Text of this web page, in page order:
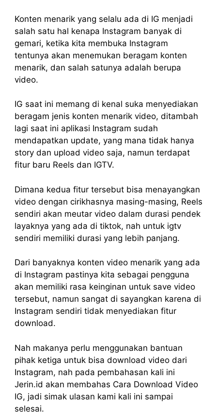
Konten menarik yang selalu ada di IG menjadi
salah satu hal kenapa Instagram banyak di
gemari, ketika kita membuka Instagram
tentunya akan menemukan beragam konten
menarik, dan salah satunya adalah berupa
video.
IG saat ini memang di kenal suka menyediakan
beragam jenis konten menarik video, ditambah
lagi saat ini aplikasi Instagram sudah
mendapatkan update, yang mana tidak hanya
story dan upload video saja, namun terdapat
fitur baru Reels dan IGTV.
Dimana kedua fitur tersebut bisa menayangkan
video dengan cirikhasnya masing-masing, Reels
sendiri akan meutar video dalam durasi pendek
layaknya yang ada di tiktok, nah untuk igtv
sendiri memiliki durasi yang lebih panjang.
Dari banyaknya konten video menarik yang ada
di Instagram pastinya kita sebagai pengguna
akan memiliki rasa keinginan untuk save video
tersebut, namun sangat di sayangkan karena di
Instagram sendiri tidak menyediakan fitur
download.
Nah makanya perlu menggunakan bantuan
pihak ketiga untuk bisa download video dari
Instagram, nah pada pembahasan kali ini
Jerin.id akan membahas Cara Download Video
IG, jadi simak ulasan kami kali ini sampai
selesai.